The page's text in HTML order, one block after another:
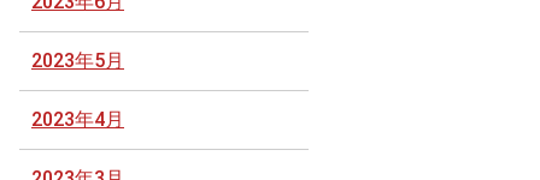
2023年5月
2023年4月